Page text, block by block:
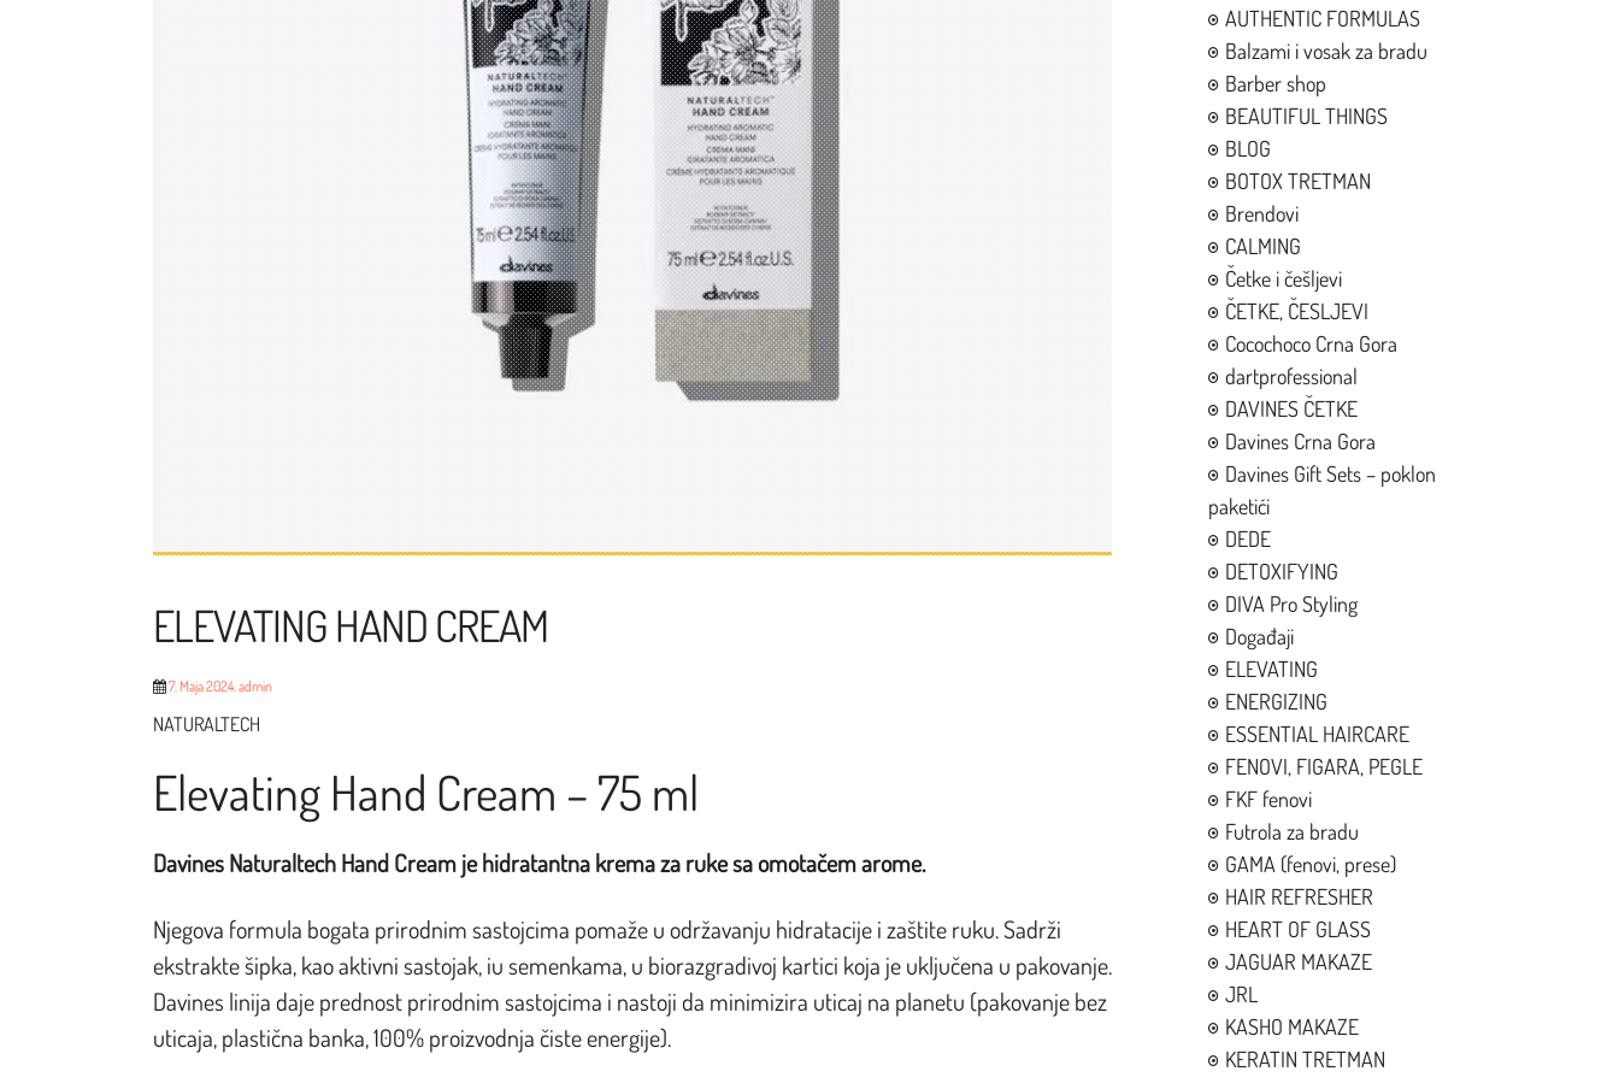
ELEVATING HAND CREAM
7. Maja 2024.admin
NATURALTECH
Elevating Hand Cream – 75 ml
Davines Naturaltech Hand Cream je hidratantna krema za ruke sa omotačem arome.
Njegova formula bogata prirodnim sastojcima pomaže u održavanju hidratacije i zaštite ruku. Sadrži
ekstrakte šipka, kao aktivni sastojak, iu semenkama, u biorazgradivoj kartici koja je uključena u pakovanje.
Davines linija daje prednost prirodnim sastojcima i nastoji da minimizira uticaj na planetu (pakovanje bez
uticaja, plastična banka, 100% proizvodnja čiste energije).
AUTHENTIC FORMULAS
Balzami i vosak za bradu
Barber shop
BEAUTIFUL THINGS
BLOG
BOTOX TRETMAN
Brendovi
CALMING
Četke i češljevi
ČETKE, ČESLJEVI
Cocochoco Crna Gora
dartprofessional
DAVINES ČETKE
Davines Crna Gora
Davines Gift Sets – poklon
paketići
DEDE
DETOXIFYING
DIVA Pro Styling
Događaji
ELEVATING
ENERGIZING
ESSENTIAL HAIRCARE
FENOVI, FIGARA, PEGLE
FKF fenovi
Futrola za bradu
GAMA (fenovi, prese)
HAIR REFRESHER
HEART OF GLASS
JAGUAR MAKAZE
JRL
KASHO MAKAZE
KERATIN TRETMAN